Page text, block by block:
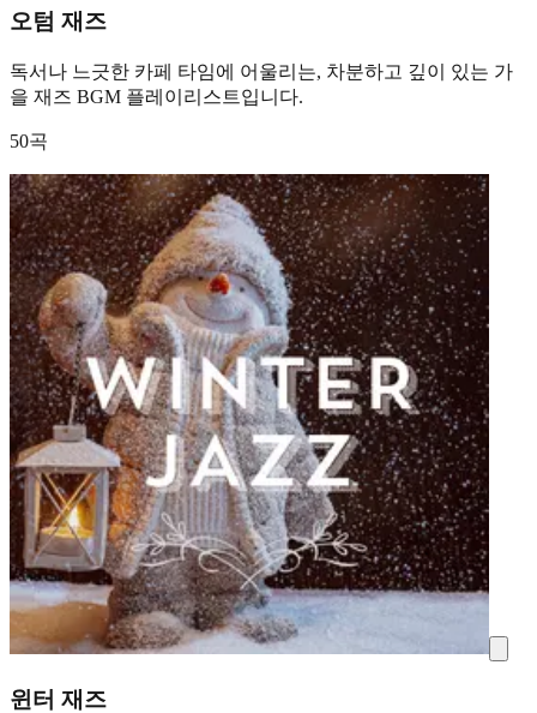
오텀 재즈
독서나 느긋한 카페 타임에 어울리는, 차분하고 깊이 있는 가
을 재즈 BGM 플레이리스트입니다.
50곡
윈터 재즈